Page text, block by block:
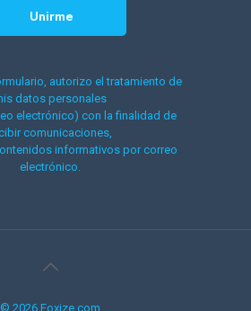
autorizo el tratamiento de
datos personales
electrónico) con la finalidad de
comunicaciones,
informativos por correo
electrónico.
© 2026 Foxize.com